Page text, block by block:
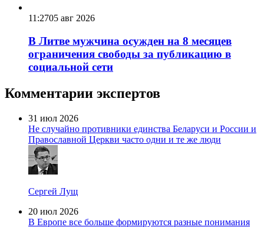
11:2705 авг 2026
В Литве мужчина осужден на 8 месяцев
ограничения свободы за публикацию в
социальной сети
Комментарии экспертов
31 июл 2026
Не случайно противники единства Беларуси и России и
Православной Церкви часто одни и те же люди
Сергей Лущ
20 июл 2026
В Европе все больше формируются разные понимания